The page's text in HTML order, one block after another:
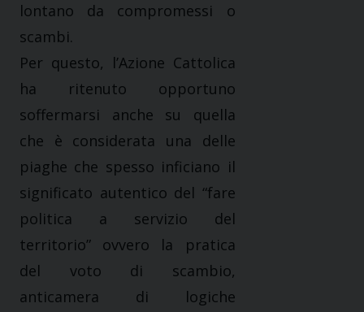
lontano da compromessi o
scambi.
Per questo, l’Azione Cattolica
ha ritenuto opportuno
soffermarsi anche su quella
che è considerata una delle
piaghe che spesso inficiano il
significato autentico del “fare
politica a servizio del
territorio” ovvero la pratica
del voto di scambio,
anticamera di logiche